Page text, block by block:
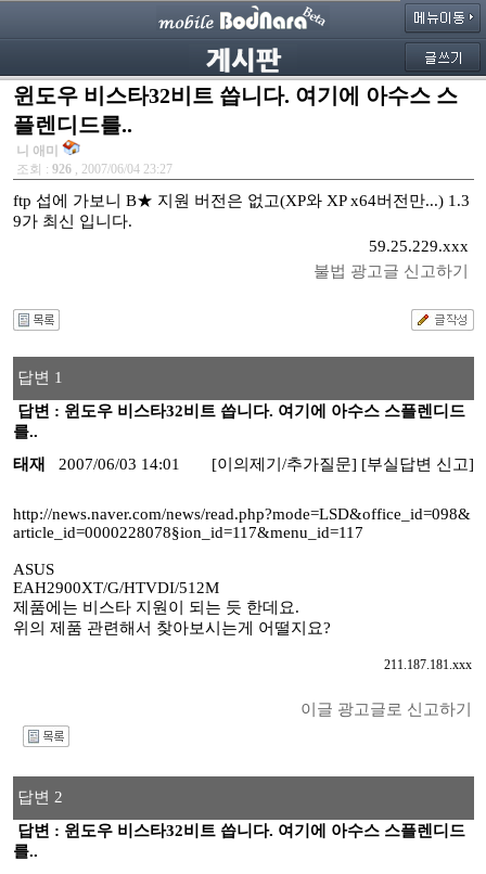
윈도우 비스타32비트 씁니다. 여기에 아수스 스
플렌디드를..
니 애미
조회 : 926 , 2007/06/04 23:27
ftp 섭에 가보니 B★ 지원 버전은 없고(XP와 XP x64버전만...) 1.3
9가 최신 입니다.
59.25.229.xxx
불법 광고글 신고하기
답변 1
답변 : 윈도우 비스타32비트 씁니다. 여기에 아수스 스플렌디드
를..
태재
2007/06/03 14:01 [이의제기/추가질문] [부실답변 신고]
http://news.naver.com/news/read.php?mode=LSD&office_id=098&
article_id=0000228078§ion_id=117&menu_id=117
ASUS
EAH2900XT/G/HTVDI/512M
제품에는 비스타 지원이 되는 듯 한데요.
위의 제품 관련해서 찾아보시는게 어떨지요?
211.187.181.xxx
이글 광고글로 신고하기
답변 2
답변 : 윈도우 비스타32비트 씁니다. 여기에 아수스 스플렌디드
를..